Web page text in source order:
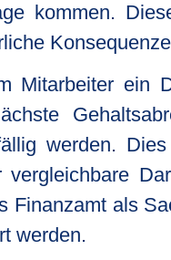
kommen.
Mitarbeiter ein
werden.
Finanzamt als
werden.